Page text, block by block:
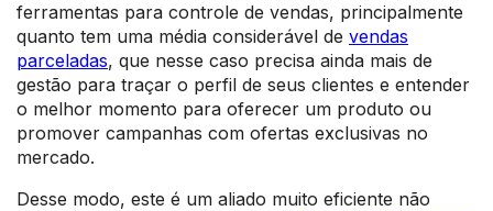
ferramentas para controle de vendas, principalmente
quanto tem uma média considerável de vendas
parceladas, que nesse caso precisa ainda mais de
gestão para traçar o perfil de seus clientes e entender
o melhor momento para oferecer um produto ou
promover campanhas com ofertas exclusivas no
mercado.
Desse modo, este é um aliado muito eficiente não